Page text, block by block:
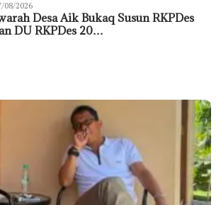
08/2026
Desa Aik Bukaq Susun RKPDes
DU RKPDes 20…